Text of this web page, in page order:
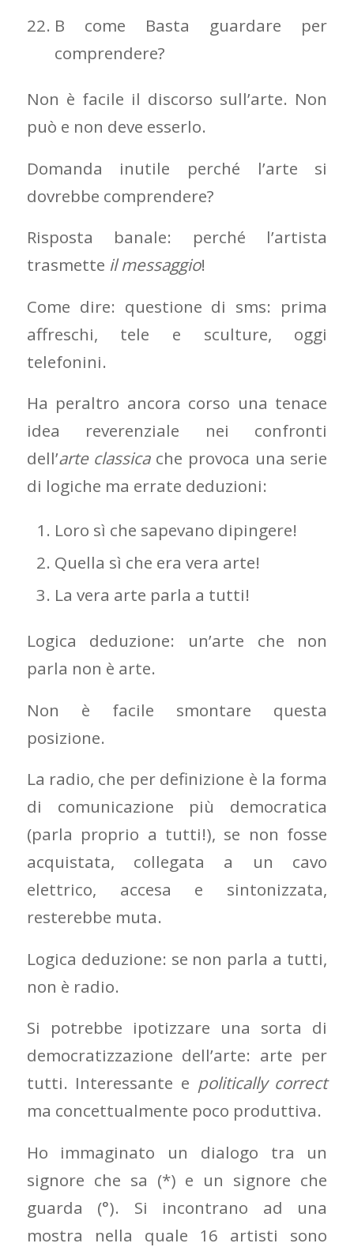
B come Basta guardare per
comprendere?
Non è facile il discorso sull’arte. Non
può e non deve esserlo.
Domanda inutile perché l’arte si
dovrebbe comprendere?
Risposta banale: perché l’artista
trasmette il messaggio!
Come dire: questione di sms: prima
affreschi, tele e sculture, oggi
telefonini.
Ha peraltro ancora corso una tenace
idea reverenziale nei confronti
dell’arte classica che provoca una serie
di logiche ma errate deduzioni:
Loro sì che sapevano dipingere!
Quella sì che era vera arte!
La vera arte parla a tutti!
Logica deduzione: un’arte che non
parla non è arte.
Non è facile smontare questa
posizione.
La radio, che per definizione è la forma
di comunicazione più democratica
(parla proprio a tutti!), se non fosse
acquistata, collegata a un cavo
elettrico, accesa e sintonizzata,
resterebbe muta.
Logica deduzione: se non parla a tutti,
non è radio.
Si potrebbe ipotizzare una sorta di
democratizzazione dell’arte: arte per
tutti. Interessante e politically correct
ma concettualmente poco produttiva.
Ho immaginato un dialogo tra un
signore che sa (*) e un signore che
guarda (°). Si incontrano ad una
mostra nella quale 16 artisti sono